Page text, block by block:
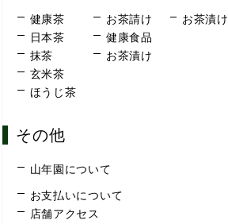
健康茶
日本茶
抹茶
玄米茶
ほうじ茶
お茶請け
健康食品
お茶漬け
お茶漬け
その他
山年園について
お支払いについて
店舗アクセス